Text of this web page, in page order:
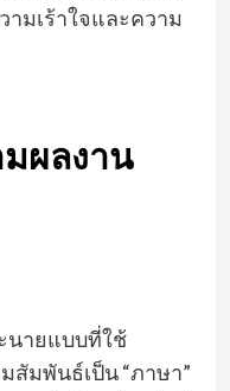
มเร้าใจและความ
ผลงาน
นายแบบที่ใช้
สัมพันธ์เป็น “ภาษา”